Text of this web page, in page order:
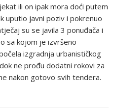
ili on ipak mora doći putem
uputio javni poziv i pokrenuo
su se javila 3 ponuđača i
sa kojom je izvršeno
izgradnja urbanističkog
ne prođu dodatni rokovi za
nakon gotovo svih tendera.